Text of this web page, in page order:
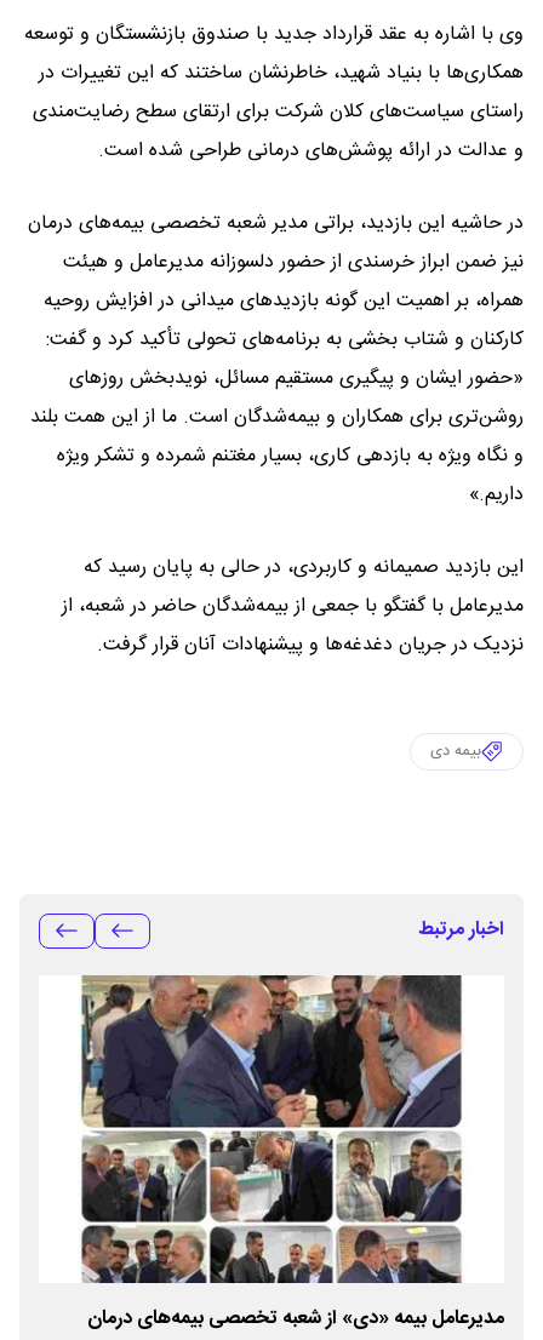
وی با اشاره به عقد قرارداد جدید با صندوق بازنشستگان و توسعه
همکاری‌ها با بنیاد شهید، خاطرنشان ساختند که این تغییرات در
راستای سیاست‌های کلان شرکت برای ارتقای سطح رضایت‌مندی
و عدالت در ارائه پوشش‌های درمانی طراحی شده است.
در حاشیه این بازدید، براتی مدیر شعبه تخصصی بیمه‌های درمان
نیز ضمن ابراز خرسندی از حضور دلسوزانه مدیرعامل و هیئت
همراه، بر اهمیت این گونه بازدیدهای میدانی در افزایش روحیه
کارکنان و شتاب بخشی به برنامه‌های تحولی تأکید کرد و گفت:
«حضور ایشان و پیگیری مستقیم مسائل، نویدبخش روزهای
روشن‌تری برای همکاران و بیمه‌شدگان است. ما از این همت بلند
و نگاه ویژه به بازدهی کاری، بسیار مغتنم شمرده و تشکر ویژه
داریم.»
این بازدید صمیمانه و کاربردی، در حالی به پایان رسید که
مدیرعامل با گفتگو با جمعی از بیمه‌شدگان حاضر در شعبه، از
نزدیک در جریان دغدغه‌ها و پیشنهادات آنان قرار گرفت.
بیمه دی
اخبار مرتبط
مدیرعامل بیمه «دی» از شعبه تخصصی بیمه‌های درمان